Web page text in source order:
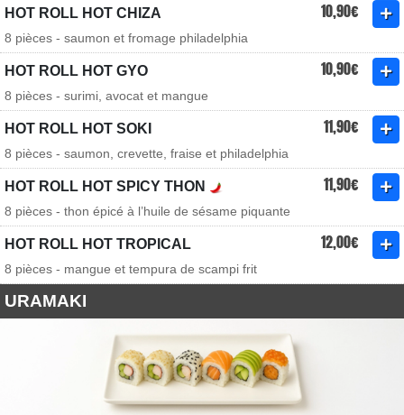
HOT ROLL HOT CHIZA 10,90€
8 pièces - saumon et fromage philadelphia
HOT ROLL HOT GYO 10,90€
8 pièces - surimi, avocat et mangue
HOT ROLL HOT SOKI 11,90€
8 pièces - saumon, crevette, fraise et philadelphia
HOT ROLL HOT SPICY THON 11,90€
8 pièces - thon épicé à l’huile de sésame piquante
HOT ROLL HOT TROPICAL 12,00€
8 pièces - mangue et tempura de scampi frit
URAMAKI